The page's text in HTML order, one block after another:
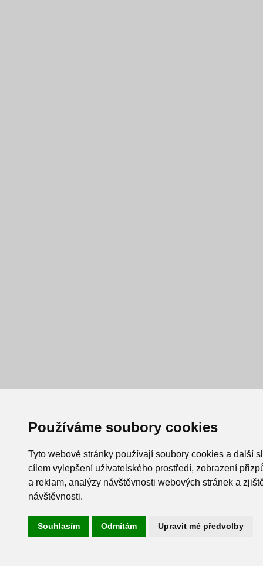
Používáme soubory cookies
Tyto webové stránky používají soubory cookies a další
cílem vylepšení uživatelského prostředí, zobrazení
a reklam, analýzy návštěvnosti webových stránek a
návštěvnosti.
Souhlasím Odmítám Upravit mé předvolby